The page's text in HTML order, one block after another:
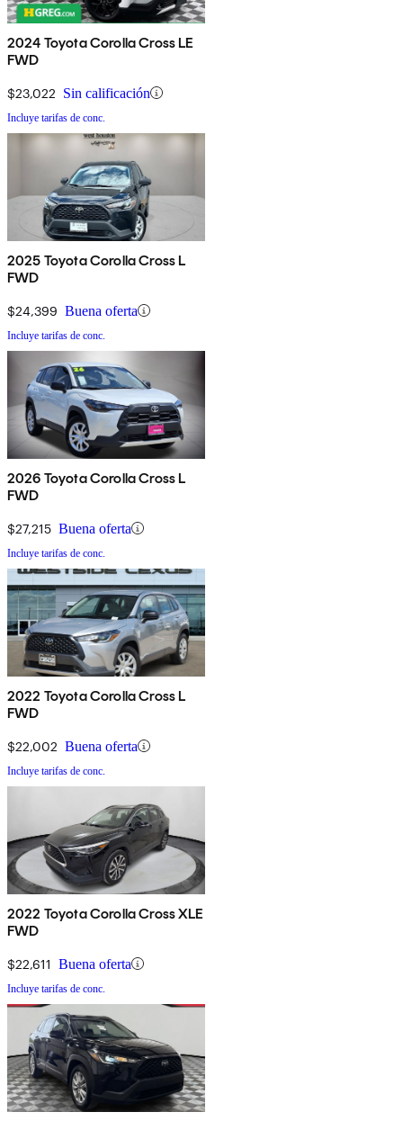
2024 Toyota Corolla Cross LE
FWD
$23,022 Sin calificación
Incluye tarifas de conc.
2025 Toyota Corolla Cross L
FWD
$24,399 Buena oferta
Incluye tarifas de conc.
2026 Toyota Corolla Cross L
FWD
$27,215 Buena oferta
Incluye tarifas de conc.
2022 Toyota Corolla Cross L
FWD
$22,002 Buena oferta
Incluye tarifas de conc.
2022 Toyota Corolla Cross XLE
FWD
$22,611 Buena oferta
Incluye tarifas de conc.